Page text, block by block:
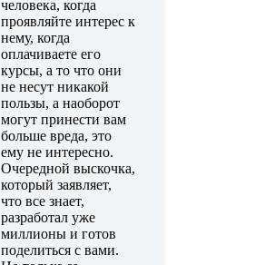
человека, когда
проявляйте интерес к
нему, когда
оплачиваете его
курсы, а то что они
не несут никакой
пользы, а наоборот
могут принести вам
больше вреда, это
ему не интересно.
Очередной выскочка,
который заявляет,
что все знает,
разработал уже
миллионы и готов
поделиться с вами.